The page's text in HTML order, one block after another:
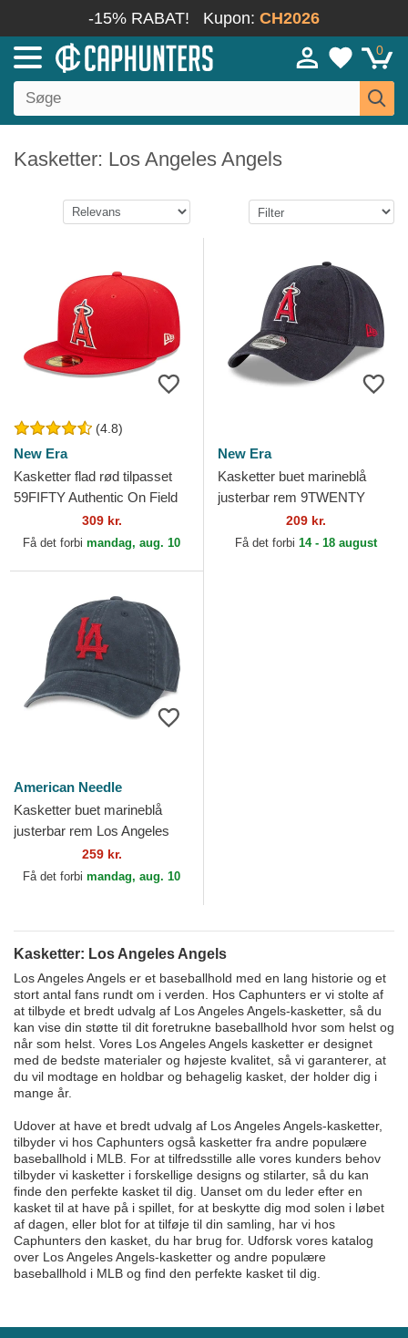
-15% RABAT! Kupon: CH2026
0
Kasketter: Los Angeles Angels
(4.8)
New Era
Kasketter flad rød tilpasset
59FIFTY Authentic On Field
fra Los Angeles Angels MLB
af New Era
309 kr.
Få det forbi mandag, aug. 10
New Era
Kasketter buet marineblå
justerbar rem 9TWENTY
Core Classic fra Los Angeles
Angels MLB af New Era
209 kr.
Få det forbi 14 - 18 august
American Needle
Kasketter buet marineblå
justerbar rem Los Angeles
Angels Archive fra Los
Angeles Angels MLB af...
259 kr.
Få det forbi mandag, aug. 10
Kasketter: Los Angeles Angels
Los Angeles Angels er et baseballhold med en lang historie og et
stort antal fans rundt om i verden. Hos Caphunters er vi stolte af
at tilbyde et bredt udvalg af Los Angeles Angels-kasketter, så du
kan vise din støtte til dit foretrukne baseballhold hvor som helst og
når som helst. Vores Los Angeles Angels kasketter er designet
med de bedste materialer og højeste kvalitet, så vi garanterer, at
du vil modtage en holdbar og behagelig kasket, der holder dig i
mange år.
Udover at have et bredt udvalg af Los Angeles Angels-kasketter,
tilbyder vi hos Caphunters også kasketter fra andre populære
baseballhold i MLB. For at tilfredsstille alle vores kunders behov
tilbyder vi kasketter i forskellige designs og stilarter, så du kan
finde den perfekte kasket til dig. Uanset om du leder efter en
kasket til at have på i spillet, for at beskytte dig mod solen i løbet
af dagen, eller blot for at tilføje til din samling, har vi hos
Caphunters den kasket, du har brug for. Udforsk vores katalog
over Los Angeles Angels-kasketter og andre populære
baseballhold i MLB og find den perfekte kasket til dig.